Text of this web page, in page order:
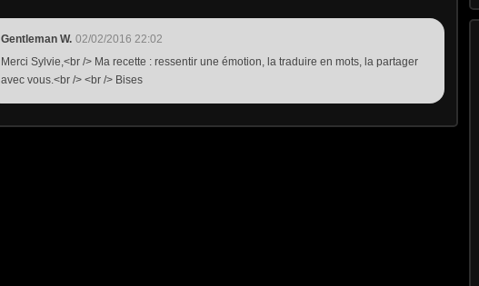
Gentleman W. 02/02/2016 22:02
Merci Sylvie,<br /> Ma recette : ressentir une émotion, la traduire en mots, la partager
avec vous.<br /> <br /> Bises